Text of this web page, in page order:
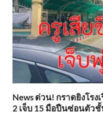
News ด่วน! กราดยิงโร
2 เจ็บ 15 มือปืนซ่อนตัวชั้